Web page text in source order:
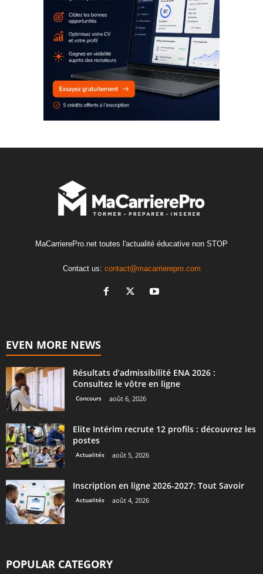
MaCarrierePro.net toutes l'actualité éducative non STOP
Contact us: contact@macarrierepro.com
EVEN MORE NEWS
Résultats d’admissibilité ENA 2026 :
Consultez le vôtre en ligne
Concours août 6, 2026
Elite Intérim recrute 12 profils : découvrez les
postes
Actualités août 5, 2026
Inscription en ligne 2026-2027: Tout Savoir
Actualités août 4, 2026
POPULAR CATEGORY